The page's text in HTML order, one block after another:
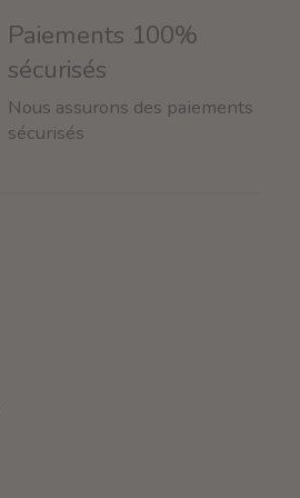
Paiements 100%
sécurisés
Nous assurons des paiements
sécurisés